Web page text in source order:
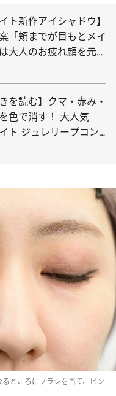
イト新作アイシャドウ】
「頬までが目もとメイ
大人のお疲れ顔を元気
カラ”新色も！
きを読む】クマ・赤み・
色で消す！ 大人気
イト ジュレリープコン
るところにブラシを当て、ピン